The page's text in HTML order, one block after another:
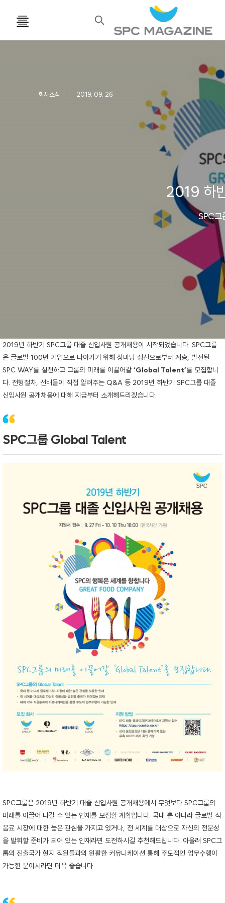
검
회사소식 2019. 09. 26
2019 하
SPC
2019년 하반기 SPC그룹 대졸 신입사원 공개채용이 시작되었습니다. SPC그룹
은 글로벌 100년 기업으로 나아가기 위해 상미당 정신으로부터 계승, 발전된
SPC WAY를 실천하고 그룹의 미래를 이끌어갈 ‘Global Talent’를 모집합니
다. 전형절차, 선배들이 직접 알려주는 Q&A 등 2019년 하반기 SPC그룹 대졸
신입사원 공개채용에 대해 지금부터 소개해드리겠습니다.
SPC그룹 Global Talent
SPC그룹은 2019년 하반기 대졸 신입사원 공개채용에서 무엇보다 SPC그룹의
미래를 이끌어 나갈 수 있는 인재를 모집할 계획입니다. 국내 뿐 아니라 글로벌 식
음료 시장에 대한 높은 관심을 가지고 있거나, 전 세계를 대상으로 자신의 전문성
을 발휘할 준비가 되어 있는 인재라면 도전하시길 추천해드립니다. 아울러 SPC그
룹의 진출국가 현지 직원들과의 원활한 커뮤니케이션 통해 주도적인 업무수행이
가능한 분이시라면 더욱 좋습니다.